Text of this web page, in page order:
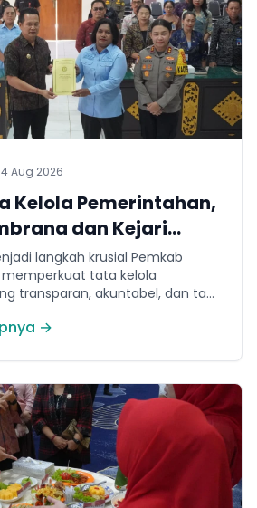
Aug 2026
Kelola Pemerintahan,
dan Kejari
Kerja Sama
langkah krusial Pemkab
tata kelola
transparan, akuntabel, dan taat
utama, yakni pemberian
→